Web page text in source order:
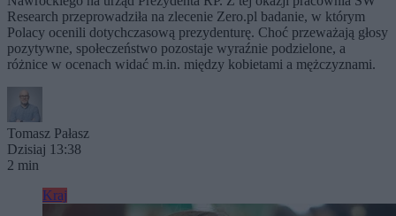
Research przeprowadziła na zlecenie Zero.pl badanie, w którym
Polacy ocenili dotychczasową prezydenturę. Choć przeważają głosy
pozytywne, społeczeństwo pozostaje wyraźnie podzielone, a
różnice w ocenach widać m.in. między kobietami a mężczyznami.
Tomasz Pałasz
Dzisiaj 13:38
2 min
Kraj